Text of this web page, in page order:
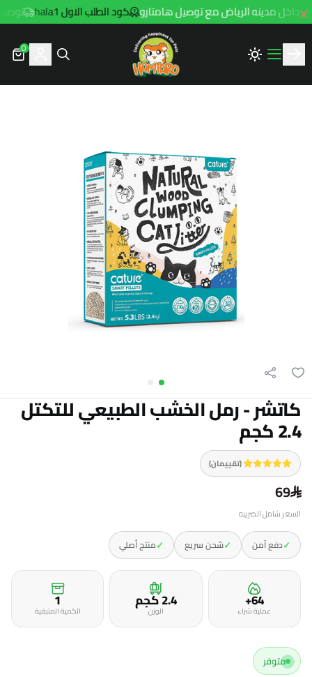
كود الطلب الاول hala1 توصيل مجاني
Hamtaro
0
كاتشر - رمل الخشب الطبيعي للتكتل
2.4 كجم
(تقييمان)
69
السعر شامل الضريبه
✓دفع آمن ✓شحن سريع ✓منتج أصلي
64+
عملية شراء 2.4 كجمالوزن 1
الكمية المتبقية
متوفر